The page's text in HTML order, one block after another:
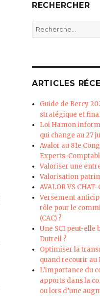
RECHERCHER
Recherche
pour
ARTICLES
Guide de Bercy
stratégique et
Loi Hamon
qui change au 27
Avalor au 81e
Experts-
Valoriser une
Valorisation
AVALOR VS CHAT-
Versement
rôle pour le
(CAC) ?
Une SCI peut-elle
Dutreil ?
Optimiser la
quand recourir au
L’importance du
apports dans la
ou lors d’une